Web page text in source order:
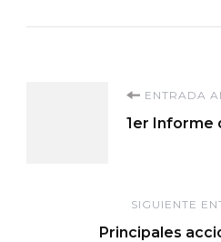
entradas
ENTRADA
1er Informe
SIGUIENTE
Principales